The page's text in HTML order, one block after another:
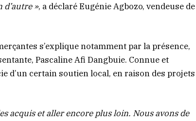
d’autre », a déclaré Eugénie Agbozo, vendeuse de
s’explique notamment par la présence,
Pascaline Afi Dangbuie. Connue et
d’un certain soutien local, en raison des projets
acquis et aller encore plus loin. Nous avons de